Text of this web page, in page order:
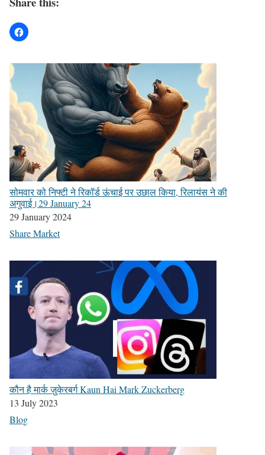
सोमवार को निफ्टी ने रिकॉर्ड ऊंचाई पर उछाल किया, रिलायंस ने की
अगुवाई।29 January 24
29 January 2024
Share Market
कौन है मार्क ज़ुकेरबर्ग Kaun Hai Mark Zuckerberg
13 July 2023
Blog